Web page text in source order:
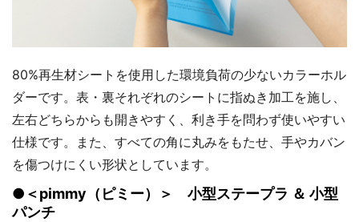
80%再生材シートを使用した環境負荷の少ないカラーホル
ダーです。表・裏それぞれのシートに指ぬき加工を施し、
左右どちらからも開きやすく、利き手を問わず使いやすい
仕様です。また、すべての角に丸みをもたせ、手やカバン
を傷つけにくい形状としています。
●＜pimmy（ピミー）＞ 小型ステープラ ＆ 小型
パンチ